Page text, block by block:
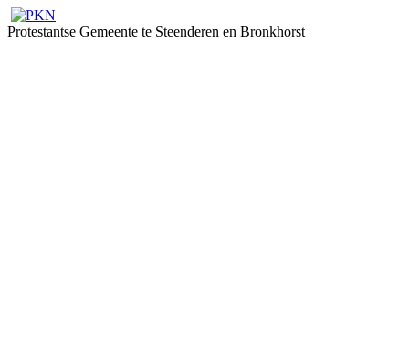
Protestantse Gemeente te Steenderen en Bronkhorst